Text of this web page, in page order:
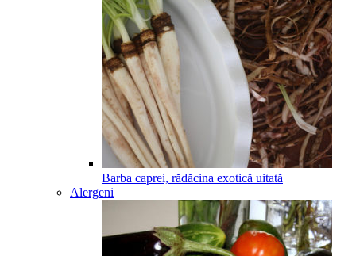
Barba caprei, rădăcina exotică uitată
Alergeni